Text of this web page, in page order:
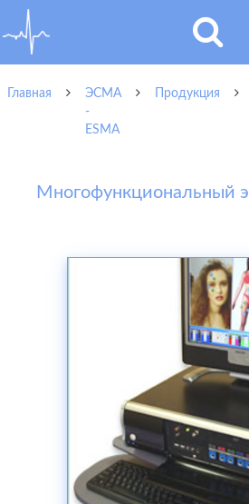
Главная
ЭСМА
-
ESMA
Продукция